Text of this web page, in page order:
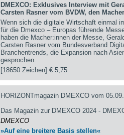
DMEXCO: Exklusives Interview mit
Carsten Rasner vom BVDW, den
Wenn sich die digitale Wirtschaft einmal
für die Dmexco – Europas führende
haben die Macher:innen der Messe,
Carsten Rasner vom Bundesverband
Branchentrends, die Expansion nach
gesprochen.
[18650 Zeichen]€ 5,75
HORIZONTmagazin DMEXCO vom
Das Magazin zur DMEXCO 2024 -
DMEXCO
»Auf eine breitere Basis stellen«